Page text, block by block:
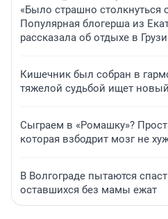
«Было страшно столкнуться
Популярная блогерша из
рассказала об отдыхе в
Кишечник был собран в
тяжелой судьбой ищет
Сыграем в «Ромашку»?
которая взбодрит мозг не
В Волгограде пытаются
оставшихся без мамы ежат